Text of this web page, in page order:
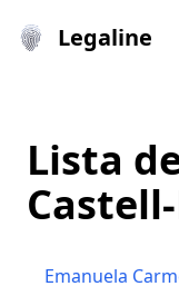
Legaline
Lista
Emanuela